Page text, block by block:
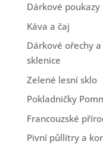
Dárkové poukazy
Káva a čaj
Dárkové ořechy
sklenice
Zelené lesní sklo
Pokladničky
Francouzské
Pivní půllitry a